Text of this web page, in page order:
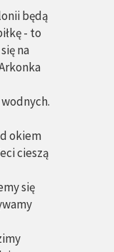
będą
- to
na
okiem
cieszą
się